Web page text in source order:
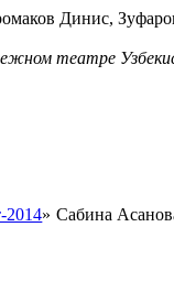
Динис,
театре
2014» Сабина